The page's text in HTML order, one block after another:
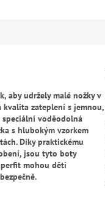
aby udržely malé nožky v
zateplení s jemnou,
voděodolná
s hlubokým vzorkem
Díky praktickému
jsou tyto boty
mohou děti